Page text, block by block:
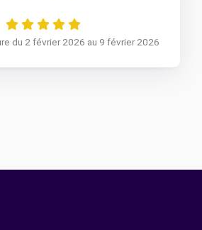
du 2 février 2026 au 9 février 2026